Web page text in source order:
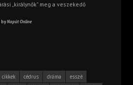
„királynők” meg a veszekedő
byNapút Online
cikkek cédrus dráma
esszé